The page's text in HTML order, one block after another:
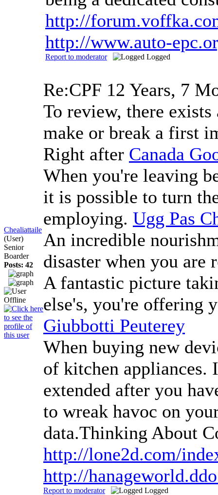
http://
http://www.auto-
Report to moderator Logged
Chealiattaile
(User)
Senior
Boarder
Posts: 42
Re:CPF 12 Years, 7
To review, there
make or break a first
Right after Canada
When you're leaving
it is possible to turn
employing. Ugg Pas
An incredible
disaster when you
A fantastic picture
else's, you're offering
Giubbotti Peuterey
When buying new
of kitchen appliances.
extended after you
to wreak havoc on
data.Thinking About
http://lone2d.com/
http://
Report to moderator Logged